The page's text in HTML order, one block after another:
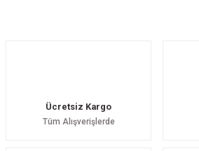
Ücretsiz Kargo
Tüm Alışverişlerde